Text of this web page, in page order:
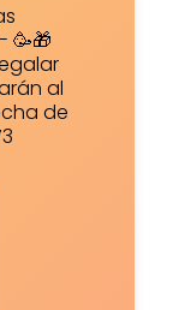
🥳🎁
al
de